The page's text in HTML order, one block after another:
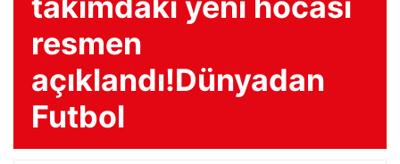
resmen
açıklandı!Dünyadan
Futbol